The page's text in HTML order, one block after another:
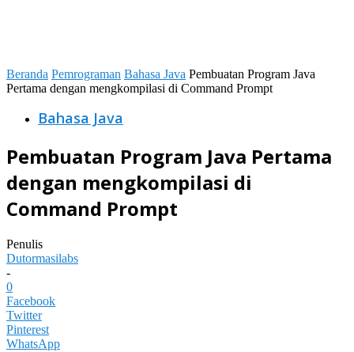
Beranda Pemrograman Bahasa Java Pembuatan Program Java
Pertama dengan mengkompilasi di Command Prompt
Bahasa Java
Pembuatan Program Java Pertama
dengan mengkompilasi di
Command Prompt
Penulis
Dutormasilabs
-
0
Facebook
Twitter
Pinterest
WhatsApp